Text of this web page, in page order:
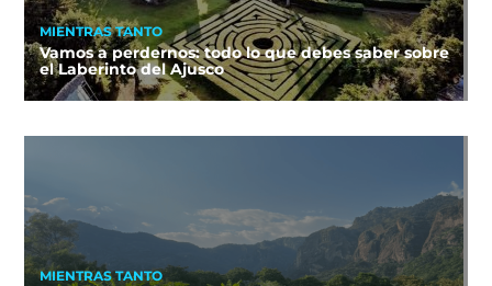
MIENTRAS TANTO
Vamos a perdernos: todo lo que debes saber sobre
el Laberinto del Ajusco
MIENTRAS TANTO